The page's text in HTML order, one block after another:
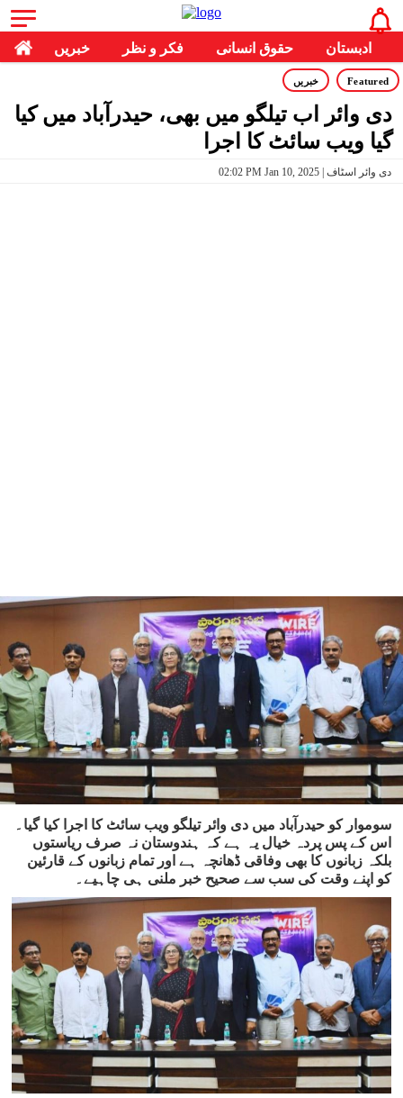
خبریں فکر و نظر حقوق انسانی ادبستان
Featured خبریں
دی وائر اب تیلگو میں بھی، حیدرآباد میں کیا
گیا ویب سائٹ کا اجرا
02:02 PM Jan 10, 2025 | دی وائر اسٹاف
سوموار کو حیدرآباد میں دی وائر تیلگو ویب سائٹ کا اجرا کیا گیا۔
اس کے پس پردہ خیال یہ ہے کہ ہندوستان نہ صرف ریاستوں
بلکہ زبانوں کا بھی وفاقی ڈھانچہ ہے اور تمام زبانوں کے قارئین
کو اپنے وقت کی سب سے صحیح خبر ملنی ہی چاہیے۔